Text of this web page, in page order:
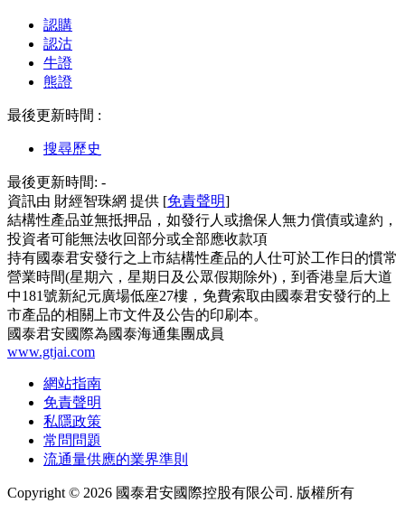
認購
認沽
牛證
熊證
最後更新時間 :
搜尋歷史
最後更新時間: -
資訊由 財經智珠網 提供 [免責聲明]
結構性產品並無抵押品，如發行人或擔保人無力償債或違約，
投資者可能無法收回部分或全部應收款項
持有國泰君安發行之上市結構性產品的人仕可於工作日的慣常
營業時間(星期六，星期日及公眾假期除外)，到香港皇后大道
中181號新紀元廣場低座27樓，免費索取由國泰君安發行的上
市產品的相關上市文件及公告的印刷本。
國泰君安國際為國泰海通集團成員
www.gtjai.com
網站指南
免責聲明
私隱政策
常問問題
流通量供應的業界準則
Copyright © 2026 國泰君安國際控股有限公司. 版權所有